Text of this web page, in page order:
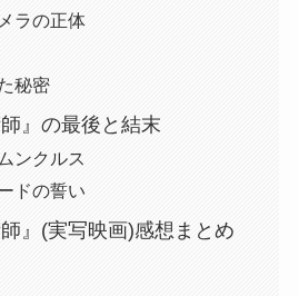
ラの正体
秘密
師』の最後と結末
ンクルス
ドの誓い
師』(実写映画)感想まとめ